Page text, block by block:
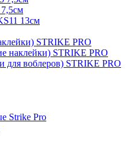
13см
STRIKE PRO
наклейки) STRIKE PRO
для воблеров) STRIKE PRO
Strike Pro